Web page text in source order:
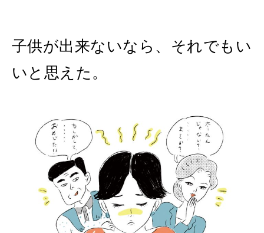
子供が出来ないなら、それでもい
いと思えた。